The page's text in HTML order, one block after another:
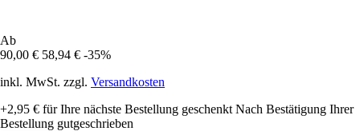
Ab
90,00 € 58,94 € -35%
inkl. MwSt. zzgl. Versandkosten
+2,95 € für Ihre nächste Bestellung geschenkt Nach Bestätigung Ihrer
Bestellung gutgeschrieben